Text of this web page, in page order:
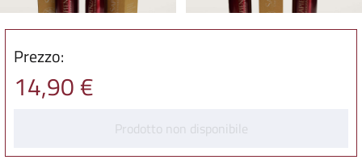
Prezzo:
14,90 €
Prodotto non disponibile